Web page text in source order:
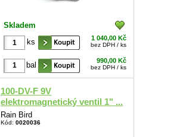
Skladem
ks
1 040,00 Kč
bez DPH / ks
bal 990,00 Kč
bez DPH / ks
100-DV-F 9V
elektromagnetický ventil 1" ...
Rain Bird
Kód: 0020036